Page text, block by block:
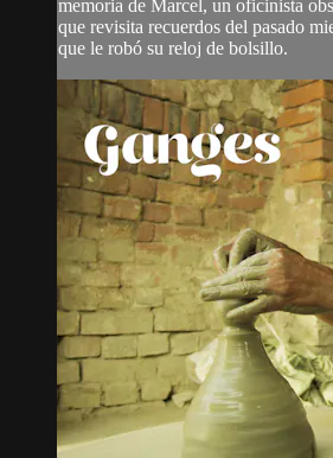
memoria de Marcel, un oficinista
que revisita recuerdos del pasado
que le robó su reloj de bolsillo.